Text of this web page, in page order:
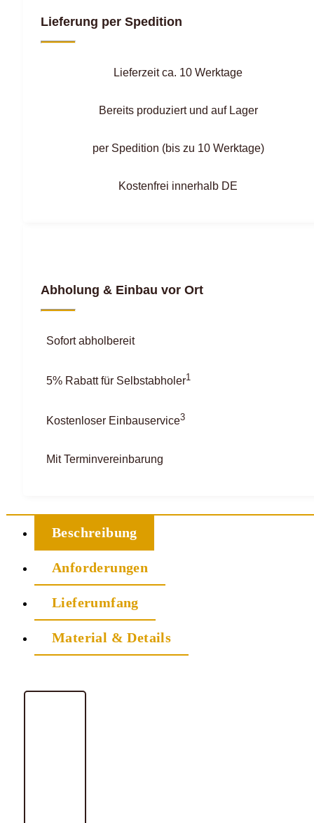
Lieferung per Spedition
Lieferzeit ca. 10 Werktage
Bereits produziert und auf Lager
per Spedition (bis zu 10 Werktage)
Kostenfrei innerhalb DE
Abholung & Einbau vor Ort
Sofort abholbereit
5% Rabatt für Selbstabholer1
Kostenloser Einbauservice3
Mit Terminvereinbarung
Beschreibung
Anforderungen
Lieferumfang
Material & Details